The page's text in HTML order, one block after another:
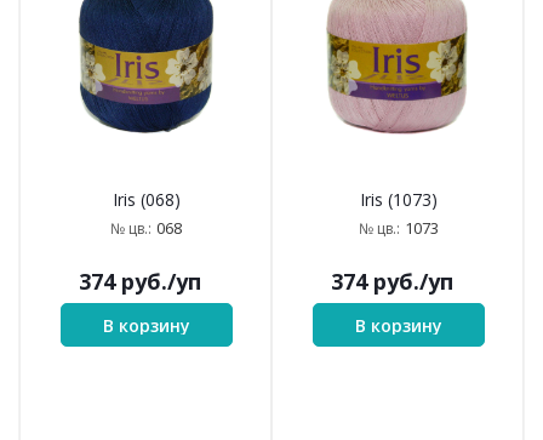
Iris (068)
№ цв.: 068
374руб./уп
В корзину
Iris (1073)
№ цв.: 1073
374руб./уп
В корзину